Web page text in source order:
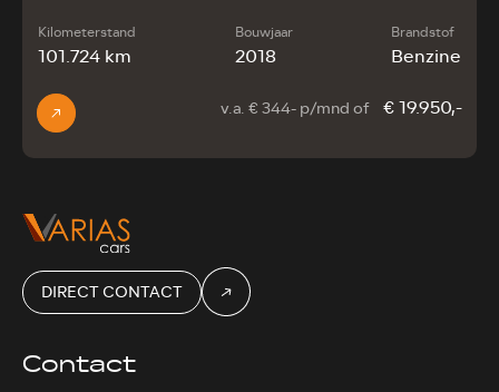
Kilometerstand
101.724 km
Bouwjaar
2018
Brandstof
Benzine
v.a. € 344- p/mnd of € 19.950,-
DIRECT CONTACT
Contact